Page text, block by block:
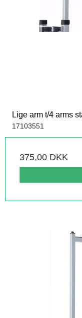
Lige arm t/4 arms
17103551
375,00 DKK